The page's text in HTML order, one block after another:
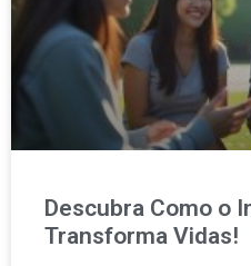
Descubra Como o
Transforma Vidas!